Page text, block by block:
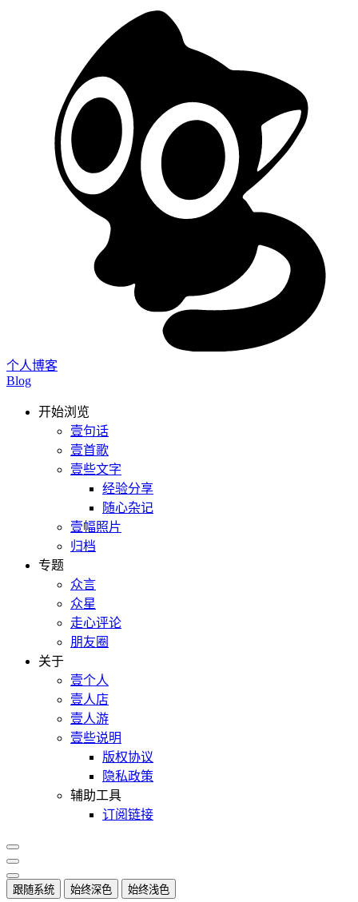
个人博客
Blog
开始浏览
壹句话
壹首歌
壹些文字
经验分享
随心杂记
壹幅照片
归档
专题
众言
众星
走心评论
朋友圈
关于
壹个人
壹人店
壹人游
壹些说明
版权协议
隐私政策
辅助工具
订阅链接
跟随系统 始终深色 始终浅色